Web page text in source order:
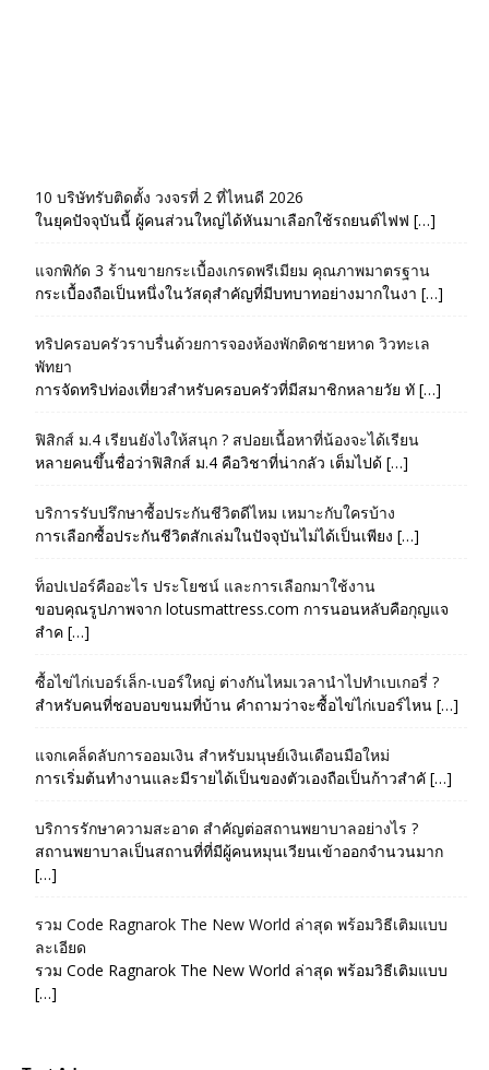
10 บริษัทรับติดตั้ง วงจรที่ 2 ที่ไหนดี 2026
ในยุคปัจจุบันนี้ ผู้คนส่วนใหญ่ได้หันมาเลือกใช้รถยนต์ไฟฟ […]
แจกพิกัด 3 ร้านขายกระเบื้องเกรดพรีเมียม คุณภาพมาตรฐาน
กระเบื้องถือเป็นหนึ่งในวัสดุสำคัญที่มีบทบาทอย่างมากในงา […]
ทริปครอบครัวราบรื่นด้วยการจองห้องพักติดชายหาด วิวทะเล
พัทยา
การจัดทริปท่องเที่ยวสำหรับครอบครัวที่มีสมาชิกหลายวัย ทั […]
ฟิสิกส์ ม.4 เรียนยังไงให้สนุก ? สปอยเนื้อหาที่น้องจะได้เรียน
หลายคนขึ้นชื่อว่าฟิสิกส์ ม.4 คือวิชาที่น่ากลัว เต็มไปด้ […]
บริการรับปรึกษาซื้อประกันชีวิตดีไหม เหมาะกับใครบ้าง
การเลือกซื้อประกันชีวิตสักเล่มในปัจจุบันไม่ได้เป็นเพียง […]
ท็อปเปอร์คืออะไร ประโยชน์ และการเลือกมาใช้งาน
ขอบคุณรูปภาพจาก lotusmattress.com การนอนหลับคือกุญแจ
สำค […]
ซื้อไข่ไก่เบอร์เล็ก-เบอร์ใหญ่ ต่างกันไหมเวลานำไปทำเบเกอรี่ ?
สำหรับคนที่ชอบอบขนมที่บ้าน คำถามว่าจะซื้อไข่ไก่เบอร์ไหน […]
แจกเคล็ดลับการออมเงิน สำหรับมนุษย์เงินเดือนมือใหม่
การเริ่มต้นทำงานและมีรายได้เป็นของตัวเองถือเป็นก้าวสำคั […]
บริการรักษาความสะอาด สำคัญต่อสถานพยาบาลอย่างไร ?
สถานพยาบาลเป็นสถานที่ที่มีผู้คนหมุนเวียนเข้าออกจำนวนมาก
[…]
รวม Code Ragnarok The New World ล่าสุด พร้อมวิธีเติมแบบ
ละเอียด
รวม Code Ragnarok The New World ล่าสุด พร้อมวิธีเติมแบบ
[…]